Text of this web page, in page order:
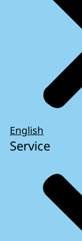
English
Service